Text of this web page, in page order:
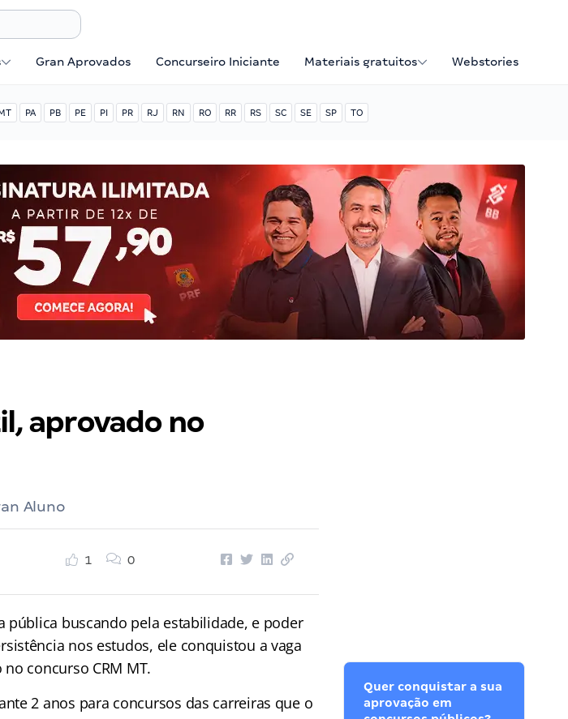
Gran Aprovados Concurseiro Iniciante Materiais gratuitos Webstories
PA PB PE PI PR RJ RN RO RR RS SC SE SP TO
aprovado no
Aluno
1 0
pública buscando pela estabilidade, e poder
nos estudos, ele conquistou a vaga
concurso CRM MT.
2 anos para concursos das carreiras que o
Quer conquistar a sua
aprovação em